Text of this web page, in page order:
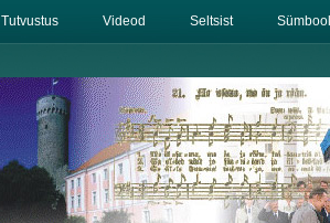
Tutvustus Videod Seltsist